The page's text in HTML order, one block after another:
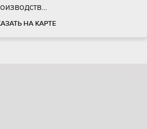
НА КАРТЕ